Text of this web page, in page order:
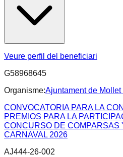
Veure perfil del beneficiari
G58968645
Organisme:Ajuntament de
CONVOCATORIA PARA LA
PREMIOS PARA LA
CONCURSO DE COMPARSAS
CARNAVAL 2026
AJ444-26-002